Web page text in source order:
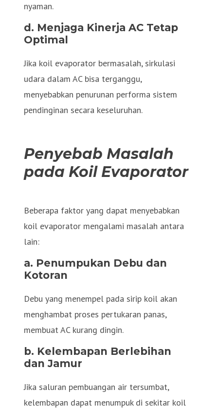
nyaman.
d. Menjaga Kinerja AC Tetap
Optimal
Jika koil evaporator bermasalah, sirkulasi
udara dalam AC bisa terganggu,
menyebabkan penurunan performa sistem
pendinginan secara keseluruhan.
Penyebab Masalah
pada Koil Evaporator
Beberapa faktor yang dapat menyebabkan
koil evaporator mengalami masalah antara
lain:
a. Penumpukan Debu dan
Kotoran
Debu yang menempel pada sirip koil akan
menghambat proses pertukaran panas,
membuat AC kurang dingin.
b. Kelembapan Berlebihan
dan Jamur
Jika saluran pembuangan air tersumbat,
kelembapan dapat menumpuk di sekitar koil